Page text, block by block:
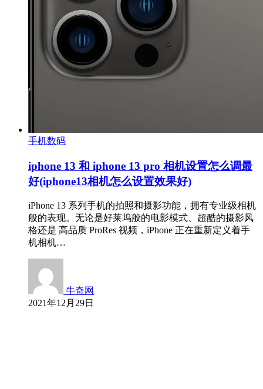
手机数码
iphone 13 和 iphone 13 pro 相机设置怎么调最
好(iphone13相机怎么设置效果好)
iPhone 13 系列手机的拍照和摄影功能，拥有专业级相机
般的表现。无论是好莱坞般的电影模式、超酷的摄影风
格还是 高品质 ProRes 视频，iPhone 正在重新定义着手
机相机…
牛奇网
2021年12月29日